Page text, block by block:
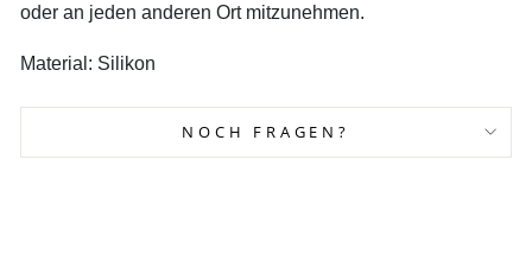
oder an jeden anderen Ort mitzunehmen.
Material: Silikon
NOCH FRAGEN?